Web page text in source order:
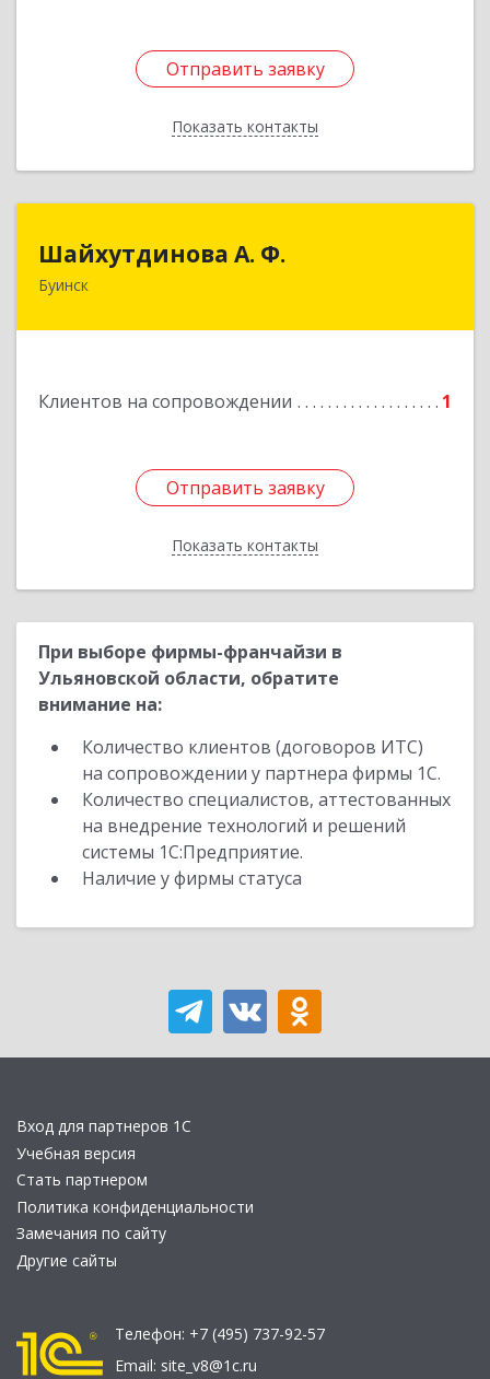
Отправить заявку
Показать контакты
Отправить заявку
Назад
Шайхутдинова А. Ф.
Буинск
Клиентов на сопровождении 1
Отправить заявку
Показать контакты
Отправить заявку
Назад
При выборе фирмы-франчайзи в
Ульяновской области, обратите
внимание на:
Количество клиентов (договоров ИТС)
на сопровождении у партнера фирмы 1С.
Количество специалистов, аттестованных
на внедрение технологий и решений
системы 1С:Предприятие.
Наличие у фирмы статуса
Вход для партнеров 1С
Учебная версия
Стать партнером
Политика конфиденциальности
Замечания по сайту
Другие сайты
Телефон: +7 (495) 737-92-57
Email: site_v8@1c.ru